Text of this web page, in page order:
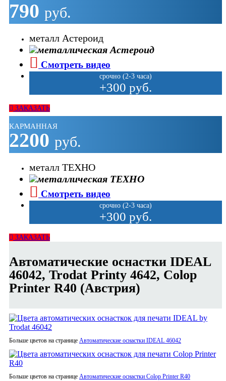
790 руб.
металл Астероид
Смотреть видео
срочно (2-3 часа)
+300 руб.
ЗАКАЗАТЬ
КАРМАННАЯ
2200 руб.
металл ТЕХНО
Смотреть видео
срочно (2-3 часа)
+300 руб.
ЗАКАЗАТЬ
Автоматические оснастки IDEAL
46042, Trodat Printy 4642, Colop
Printer R40 (Австрия)
Больше цветов на странице Автоматические оснастки IDEAL 46042
Больше цветов на странице Автоматические оснастки Colop Printer R40